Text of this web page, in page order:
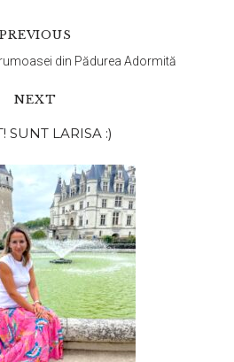
PREVIOUS
din Pădurea Adormită
NEXT
SUNT LARISA :)